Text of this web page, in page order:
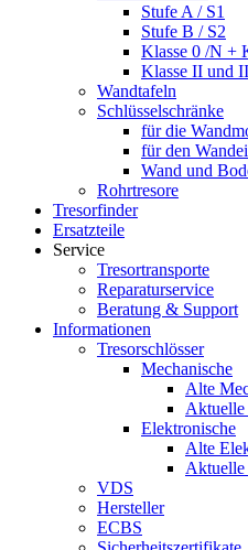
Stufe A / S1
Stufe B / S2
Klasse 0 /N +
Klasse II und
Wandtafeln
Schlüsselschränke
für die
für den
Wand und
Rohrtresore
Tresorfinder
Ersatzteile
Service
Tresortransporte
Reparaturservice
Beratung & Support
Informationen
Tresorschlösser
Mechanische
Alte
Aktuelle
Elektronische
Alte
Aktuelle
VDS
Hersteller
ECBS